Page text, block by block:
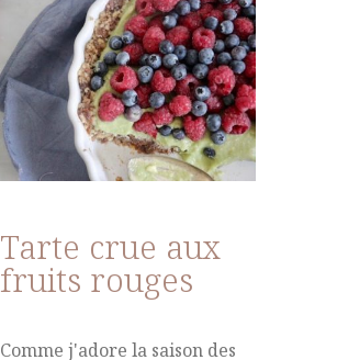
Tarte crue aux
fruits rouges
Comme j'adore la saison des